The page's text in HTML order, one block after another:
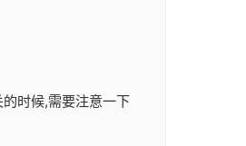
时候,需要注意一下